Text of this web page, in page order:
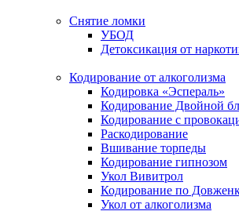
Снятие ломки
УБОД
Детоксикация от
Кодирование от алкоголизма
Кодировка «Эспераль»
Кодирование Двойной
Кодирование с
Раскодирование
Вшивание торпеды
Кодирование гипнозом
Укол Вивитрол
Кодирование по
Укол от алкоголизма